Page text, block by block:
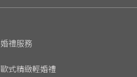
婚禮服務
歐式精緻輕婚禮